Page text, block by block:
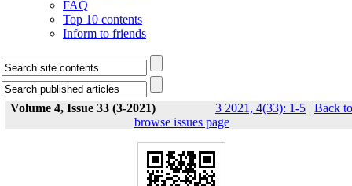
FAQ
Top 10 contents
Inform to friends
Volume 4, Issue 33 (3-2021) 3 2021, 4(33): 1-5 | Back to
browse issues page